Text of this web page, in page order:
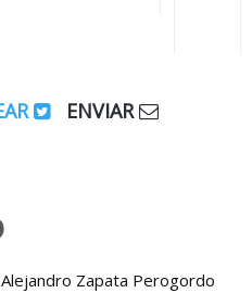
ENVIAR
Alejandro Zapata Perogordo